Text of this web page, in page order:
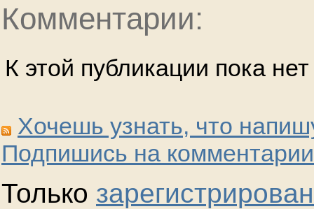
Комментарии:
К этой публикации пока
Хочешь узнать, что
Подпишись на
Только